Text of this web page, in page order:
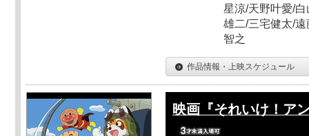
星涼/天野叶愛/
雄二/三宅健太/
智之
作品情報・上映スケジュール
映画『それいけ！ア